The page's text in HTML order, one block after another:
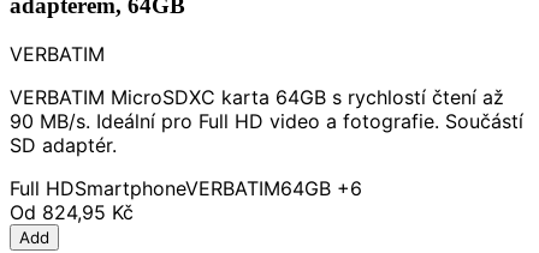
adaptérem, 64GB
VERBATIM
VERBATIM MicroSDXC karta 64GB s rychlostí čtení až
90 MB/s. Ideální pro Full HD video a fotografie. Součástí
SD adaptér.
Full HDSmartphoneVERBATIM64GB +6
Od 824,95 Kč
Add